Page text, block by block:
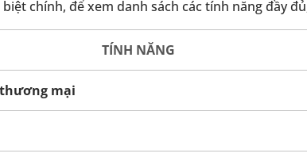
chính, để xem danh sách các tính năng đầy
TÍNH NĂNG
mại